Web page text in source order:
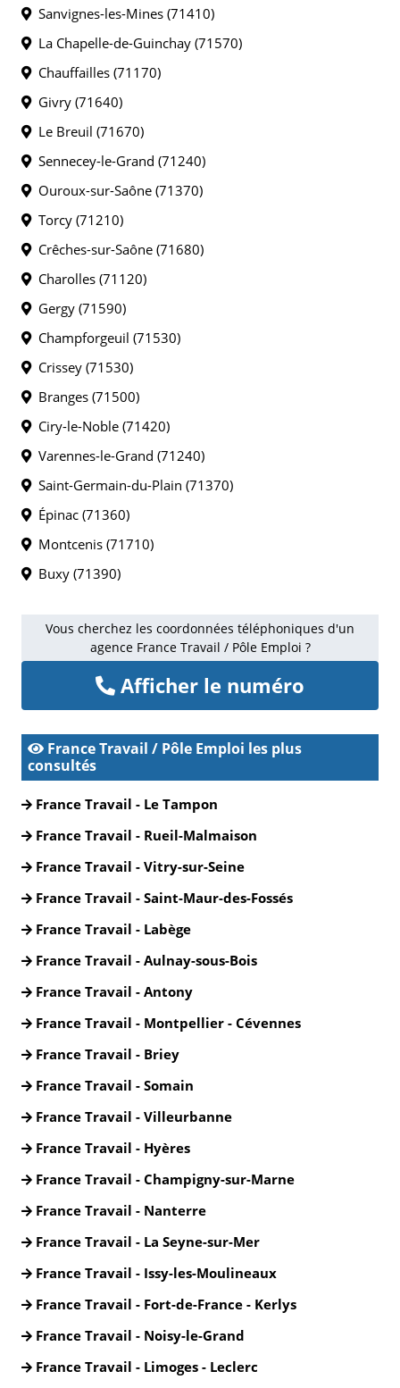
Sanvignes-les-Mines (71410)
La Chapelle-de-Guinchay (71570)
Chauffailles (71170)
Givry (71640)
Le Breuil (71670)
Sennecey-le-Grand (71240)
Ouroux-sur-Saône (71370)
Torcy (71210)
Crêches-sur-Saône (71680)
Charolles (71120)
Gergy (71590)
Champforgeuil (71530)
Crissey (71530)
Branges (71500)
Ciry-le-Noble (71420)
Varennes-le-Grand (71240)
Saint-Germain-du-Plain (71370)
Épinac (71360)
Montcenis (71710)
Buxy (71390)
Vous cherchez les coordonnées téléphoniques d'un
agence France Travail / Pôle Emploi ?
Afficher le numéro
France Travail / Pôle Emploi les plus
consultés
France Travail - Le Tampon
France Travail - Rueil-Malmaison
France Travail - Vitry-sur-Seine
France Travail - Saint-Maur-des-Fossés
France Travail - Labège
France Travail - Aulnay-sous-Bois
France Travail - Antony
France Travail - Montpellier - Cévennes
France Travail - Briey
France Travail - Somain
France Travail - Villeurbanne
France Travail - Hyères
France Travail - Champigny-sur-Marne
France Travail - Nanterre
France Travail - La Seyne-sur-Mer
France Travail - Issy-les-Moulineaux
France Travail - Fort-de-France - Kerlys
France Travail - Noisy-le-Grand
France Travail - Limoges - Leclerc